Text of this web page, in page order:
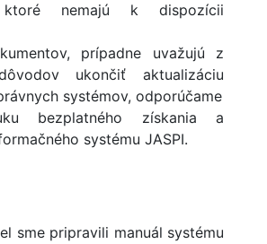
ktoré nemajú k dispozícii
prípadne uvažujú z
ukončiť aktualizáciu
systémov, odporúčame
bezplatného získania a
systému JASPI.
sme pripravili manuál systému